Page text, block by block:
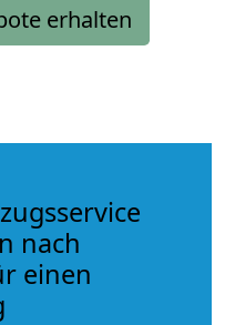
erhalten
nach
einen